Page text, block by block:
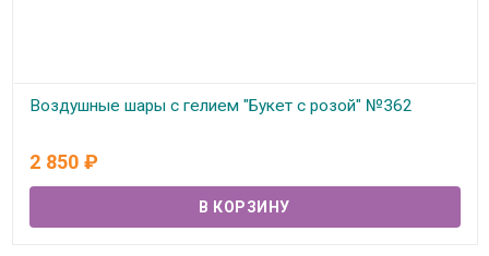
Воздушные шары с гелием "Букет с розой" №362
2 850 ₽